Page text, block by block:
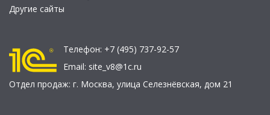
Другие сайты
Телефон: +7 (495) 737-92-57
Email: site_v8@1c.ru
Отдел продаж: г. Москва, улица Селезнёвская, дом 21